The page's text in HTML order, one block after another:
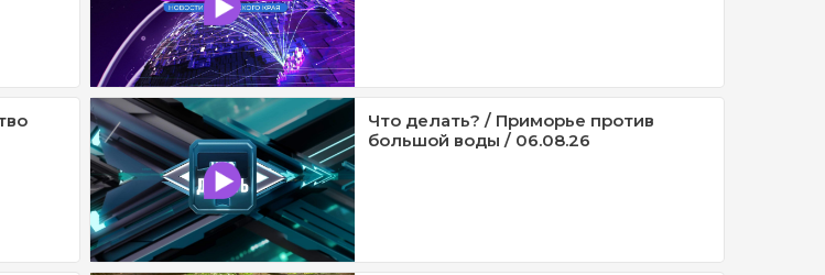
Что делать? / Приморье против
большой воды / 06.08.26